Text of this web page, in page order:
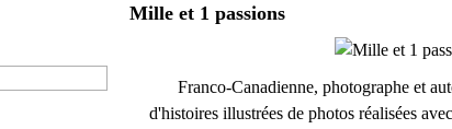
Mille et 1 passions
Franco-Canadienne, photographe et
d'histoires illustrées de photos réalisées